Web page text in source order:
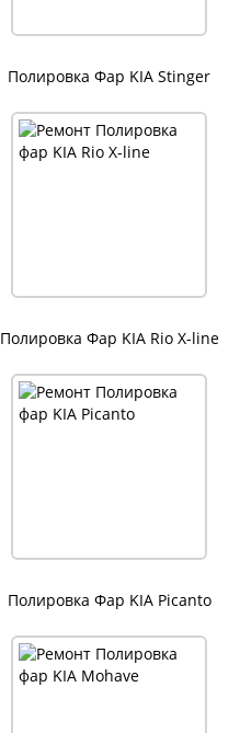
Полировка Фар KIA Stinger
Полировка Фар KIA Rio X-line
Полировка Фар KIA Picanto